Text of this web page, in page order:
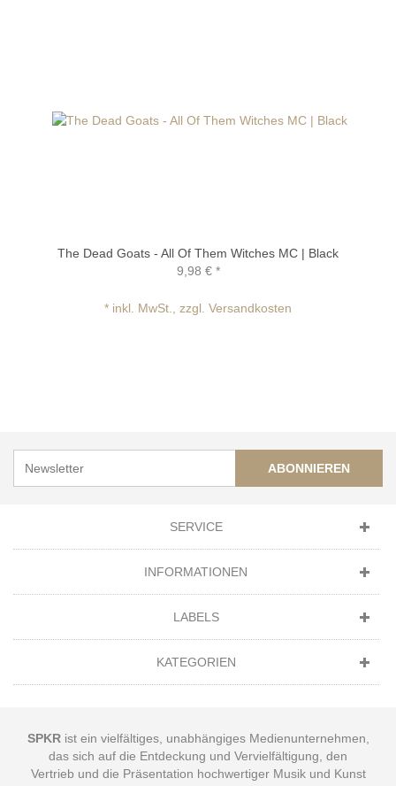
The Dead Goats - All Of Them Witches MC | Black
9,98 €*
* inkl. MwSt., zzgl. Versandkosten
ABONNIEREN
SERVICE
INFORMATIONEN
LABELS
KATEGORIEN
SPKRist ein vielfältiges, unabhängiges Medienunternehmen,
das sich auf die Entdeckung und Vervielfältigung, den
Vertrieb und die Präsentation hochwertiger Musik und Kunst